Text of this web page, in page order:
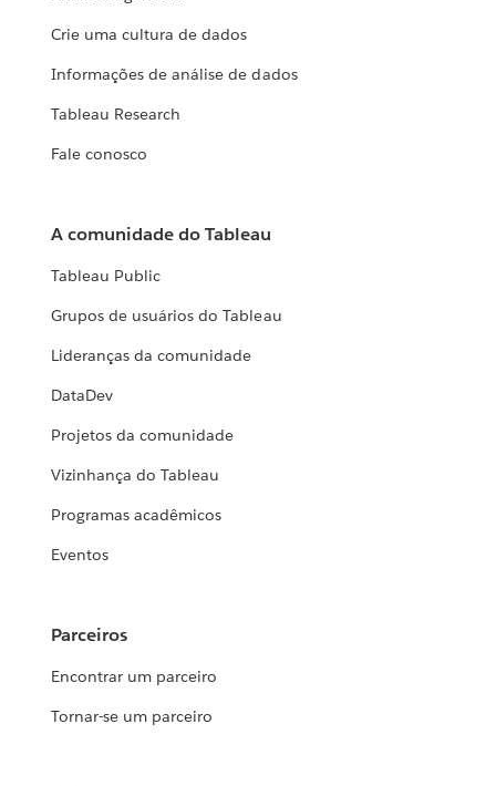
Crie uma cultura de dados
Informações de análise de dados
Tableau Research
Fale conosco
A comunidade do Tableau
Tableau Public
Grupos de usuários do Tableau
Lideranças da comunidade
DataDev
Projetos da comunidade
Vizinhança do Tableau
Programas acadêmicos
Eventos
Parceiros
Encontrar um parceiro
Tornar-se um parceiro